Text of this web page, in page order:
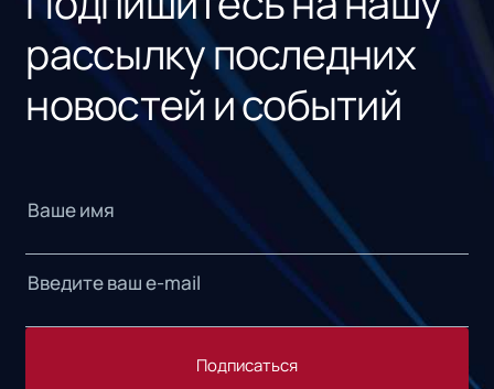
рассылку последних
новостей и событий
Подписаться